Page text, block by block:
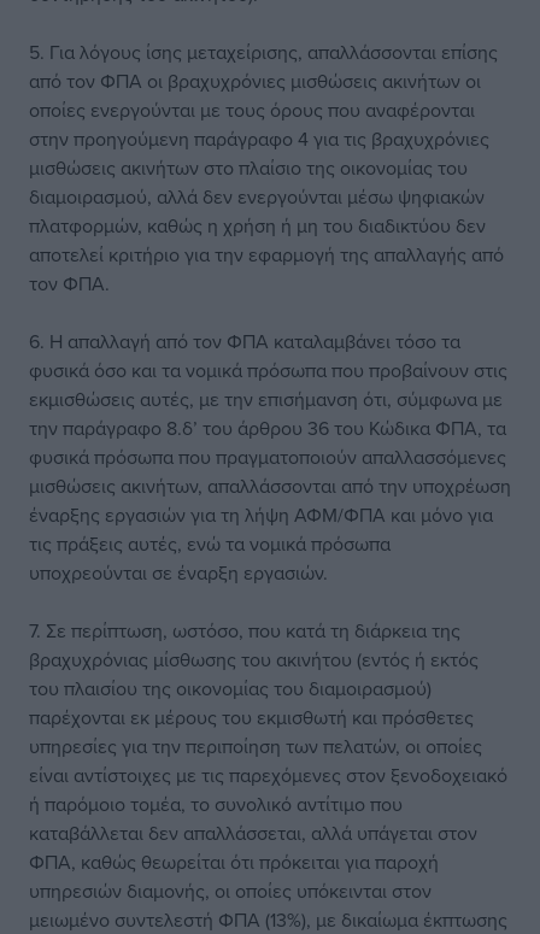
5. Για λόγους ίσης μεταχείρισης, απαλλάσσονται επίσης
από τον ΦΠΑ οι βραχυχρόνιες μισθώσεις ακινήτων οι
οποίες ενεργούνται με τους όρους που αναφέρονται
στην προηγούμενη παράγραφο 4 για τις βραχυχρόνιες
μισθώσεις ακινήτων στο πλαίσιο της οικονομίας του
διαμοιρασμού, αλλά δεν ενεργούνται μέσω ψηφιακών
πλατφορμών, καθώς η χρήση ή μη του διαδικτύου δεν
αποτελεί κριτήριο για την εφαρμογή της απαλλαγής από
τον ΦΠΑ.
6. Η απαλλαγή από τον ΦΠΑ καταλαμβάνει τόσο τα
φυσικά όσο και τα νομικά πρόσωπα που προβαίνουν στις
εκμισθώσεις αυτές, με την επισήμανση ότι, σύμφωνα με
την παράγραφο 8.δ’ του άρθρου 36 του Κώδικα ΦΠΑ, τα
φυσικά πρόσωπα που πραγματοποιούν απαλλασσόμενες
μισθώσεις ακινήτων, απαλλάσσονται από την υποχρέωση
έναρξης εργασιών για τη λήψη ΑΦΜ/ΦΠΑ και μόνο για
τις πράξεις αυτές, ενώ τα νομικά πρόσωπα
υποχρεούνται σε έναρξη εργασιών.
7. Σε περίπτωση, ωστόσο, που κατά τη διάρκεια της
βραχυχρόνιας μίσθωσης του ακινήτου (εντός ή εκτός
του πλαισίου της οικονομίας του διαμοιρασμού)
παρέχονται εκ μέρους του εκμισθωτή και πρόσθετες
υπηρεσίες για την περιποίηση των πελατών, οι οποίες
είναι αντίστοιχες με τις παρεχόμενες στον ξενοδοχειακό
ή παρόμοιο τομέα, το συνολικό αντίτιμο που
καταβάλλεται δεν απαλλάσσεται, αλλά υπάγεται στον
ΦΠΑ, καθώς θεωρείται ότι πρόκειται για παροχή
υπηρεσιών διαμονής, οι οποίες υπόκεινται στον
μειωμένο συντελεστή ΦΠΑ (13%), με δικαίωμα έκπτωσης